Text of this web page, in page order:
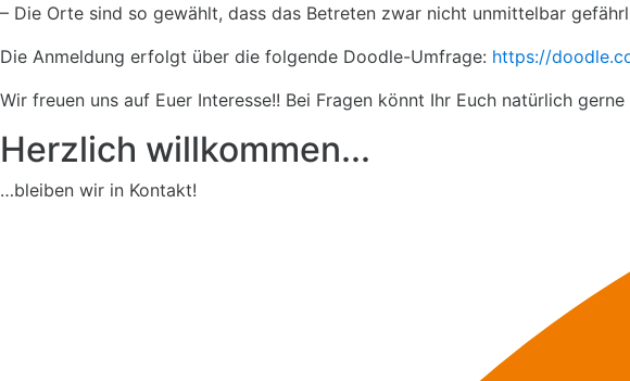
– Die Orte sind so gewählt, dass das Betreten zwar nicht unmittelbar
Die Anmeldung erfolgt über die folgende Doodle-Umfrage: https://
Wir freuen uns auf Euer Interesse!! Bei Fragen könnt Ihr Euch natürlich gerne
Herzlich willkommen...
…bleiben wir in Kontakt!